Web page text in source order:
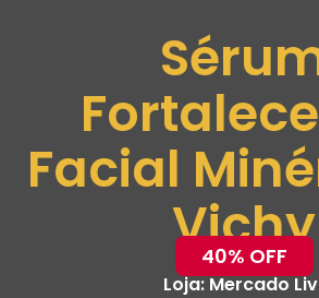
Facial
Vichy
40% OFF
Loja:Mercado